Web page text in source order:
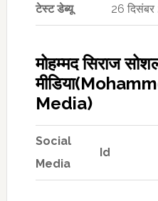
टेस्ट डेब्यू 26
मोहम्मद सिराज
Media)
Social
Media
Id